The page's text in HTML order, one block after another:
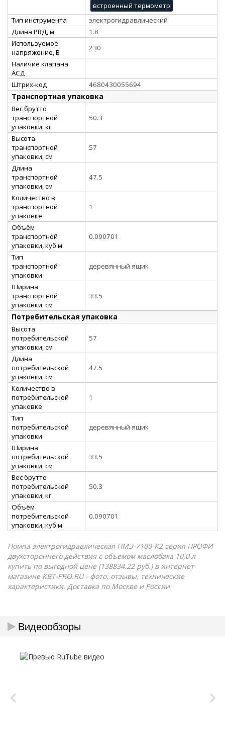
встроенный термометр
Тип инструмента
электрогидравлический
Длина РВД, м
1.8
Используемое
напряжение, В
230
Наличие клапана
АСД
Штрих-код
4680430055694
Транспортная упаковка
Вес брутто
транспортной
упаковки, кг
50.3
Высота
транспортной
упаковки, см
57
Длина
транспортной
упаковки, см
47.5
Количество в
транспортной
упаковке
1
Объём
транспортной
упаковки, куб.м
0.090701
Тип
транспортной
упаковки
деревянный ящик
Ширина
транспортной
упаковки, см
33.5
Потребительская упаковка
Высота
потребительской
упаковки, см
57
Длина
потребительской
упаковки, см
47.5
Количество в
потребительской
упаковке
1
Тип
потребительской
упаковки
деревянный ящик
Ширина
потребительской
упаковки, см
33.5
Вес брутто
потребительской
упаковки, кг
50.3
Объём
потребительской
упаковки, куб.м
0.090701
Помпа электрогидравлическая ПМЭ-7100-К2 серия ПРОФИ
двухстороннего действия с объемом маслобака 10,0 л
купить по выгодной цене (138834.22 руб.) в интернет-
магазине КВТ-PRO.RU - фото, отзывы, технические
характеристики. Доставка по Москве и России
Видеообзоры